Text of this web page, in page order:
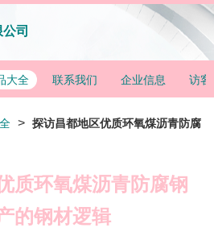
司
大全 联系我们 企业信息 访客
> 探访昌都地区优质环氧煤沥青防腐
质环氧煤沥青防腐钢
的钢材逻辑